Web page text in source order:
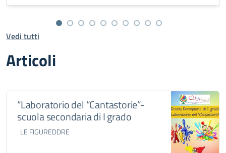
Vedi tutti
Articoli
“Laboratorio del “Cantastorie”-
scuola secondaria di I grado
LE FIGUREDDRE